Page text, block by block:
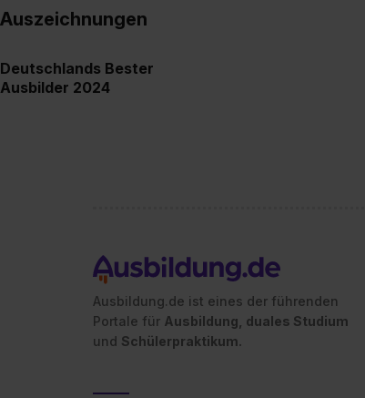
Auszeichnungen
Deutschlands Bester
Ausbilder 2024
Ausbildung.de ist eines der führenden
Portale für Ausbildung, duales Studium
und Schülerpraktikum.